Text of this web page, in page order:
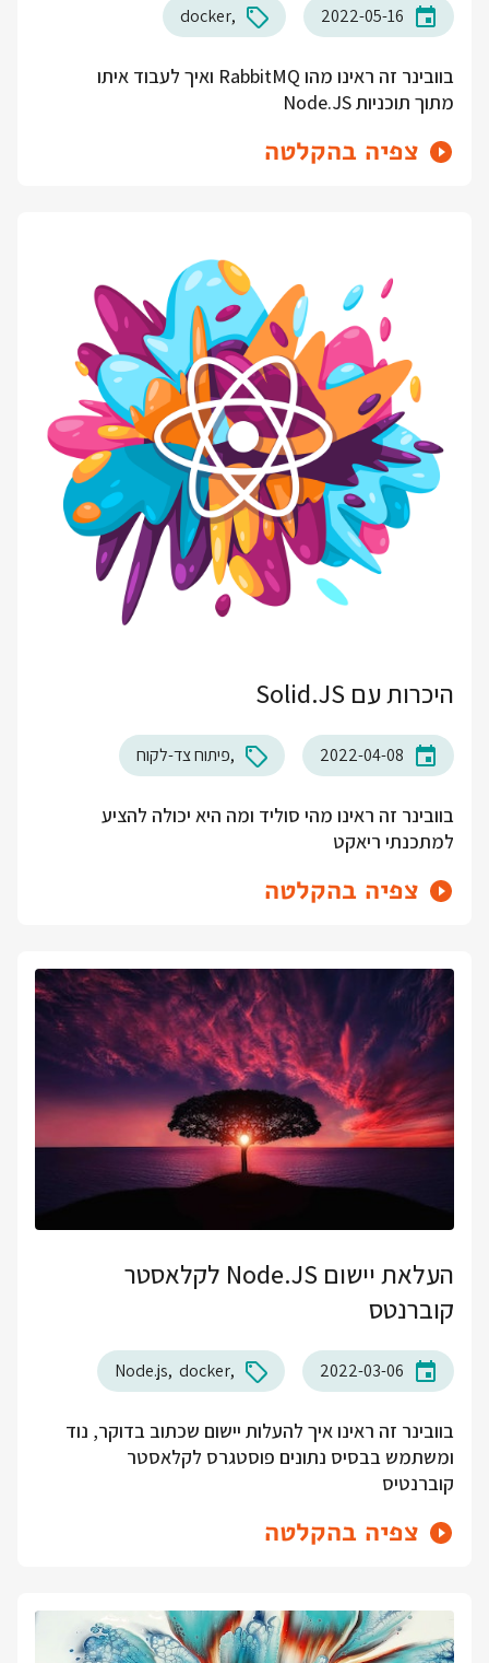
2022-05-16
docker
בוובינר זה ראינו מהו RabbitMQ ואיך לעבוד איתו
מתוך תוכניות Node.JS
צפיה בהקלטה
היכרות עם Solid.JS
2022-04-08 פיתוח צד-לקוח
בוובינר זה ראינו מהי סוליד ומה היא יכולה להציע
למתכנתי ריאקט
צפיה בהקלטה
העלאת יישום Node.JS לקלאסטר
קוברנטס
2022-03-06
docker
Node.js
בוובינר זה ראינו איך להעלות יישום שכתוב בדוקר, נוד
ומשתמש בבסיס נתונים פוסטגרס לקלאסטר
קוברנטיס
צפיה בהקלטה